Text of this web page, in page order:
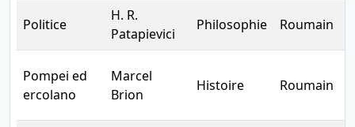
Politice
H. R.
Patapievici
Philosophie Roumain
Pompei ed
ercolano
Marcel
Brion
Histoire Roumain